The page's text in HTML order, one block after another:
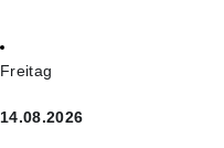
Freitag
14.08.2026